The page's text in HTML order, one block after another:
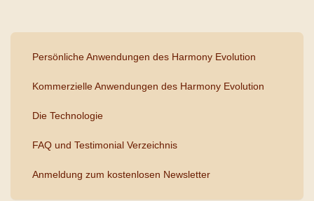
Persönliche Anwendungen des Harmony Evolution
Kommerzielle Anwendungen des Harmony Evolution
Die Technologie
FAQ und Testimonial Verzeichnis
Anmeldung zum kostenlosen Newsletter